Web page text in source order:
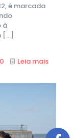
é marcada
à
[…]
0 Leia mais